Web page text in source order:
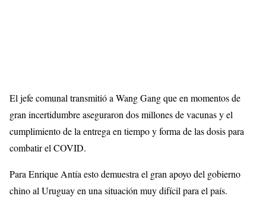
El jefe comunal transmitió a Wang Gang que en momentos de
gran incertidumbre aseguraron dos millones de vacunas y el
cumplimiento de la entrega en tiempo y forma de las dosis para
combatir el COVID.
Para Enrique Antía esto demuestra el gran apoyo del gobierno
chino al Uruguay en una situación muy difícil para el país.